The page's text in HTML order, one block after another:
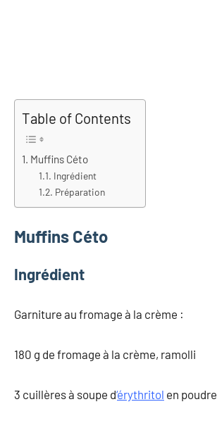
Table of Contents
Muffins Céto
Ingrédient
Préparation
Muffins Céto
Ingrédient
Garniture au fromage à la crème :
180 g de fromage à la crème, ramolli
3 cuillères à soupe d‘érythritol en poudre